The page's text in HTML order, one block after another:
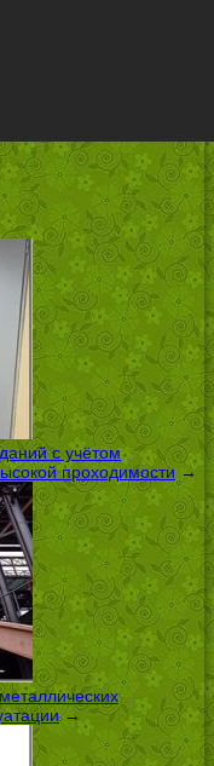
с учётом
проходимости →
→